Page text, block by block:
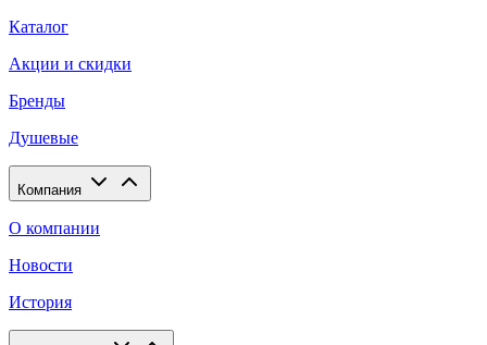
Каталог
Акции и скидки
Бренды
Душевые
Компания
О компании
Новости
История